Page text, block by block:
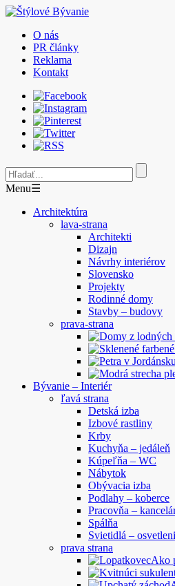
O nás
PR články
Reklama
Kontakt
Menu☰
Architektúra
lava-strana
Architekti
Dizajn
Návrhy interiérov
Slovensko
Projekty
Rodinné domy
Stavby – budovy
prava-strana
Bývanie – Interiér
ľavá strana
Detská izba
Izbové rastliny
Krby
Kuchyňa – jedáleň
Kúpeľňa – WC
Nábytok
Obývacia izba
Podlahy – koberce
Pracovňa –
Spálňa
Svietidlá –
prava strana
Ako